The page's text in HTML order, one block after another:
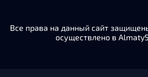
Все права на данный сайт
осуществлено в